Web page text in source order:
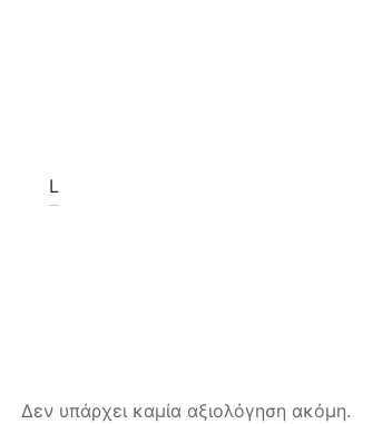
L
Δεν υπάρχει καμία αξιολόγηση ακόμη.